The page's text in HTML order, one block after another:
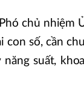
chủ nhiệm
số, cần
suất,